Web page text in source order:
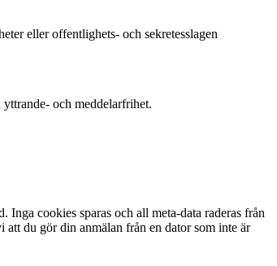
eller offentlighets- och sekretesslagen
och meddelarfrihet.
cookies sparas och all meta-data raderas från
du gör din anmälan från en dator som inte är